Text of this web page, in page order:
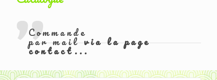
Commande
par mailvia la page
contact...